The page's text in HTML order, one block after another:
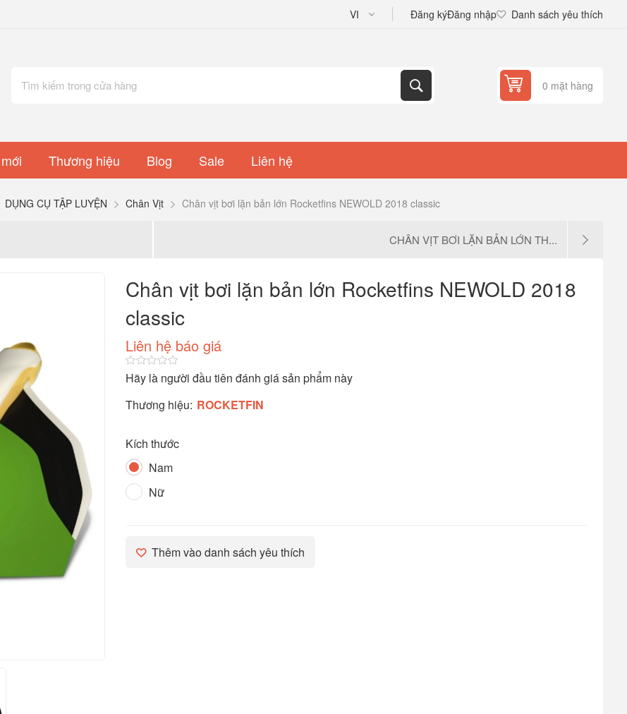
Đăng kýĐăng nhập Danh sách yêu thích
0 mặt hàng
Thương hiệu Blog Sale Liên hệ
DỤNG CỤ TẬP LUYỆN Chân Vịt Chân vịt bơi lặn bản lớn Rocketfins NEWOLD 2018 classic
CHÂN VỊT BƠI LẶN BẢN LỚN TH...
Chân vịt bơi lặn bản lớn Rocketfins NEWOLD 2018
classic
Liên hệ báo giá
Hãy là người đầu tiên đánh giá sản phẩm này
Thương hiệu: ROCKETFIN
Kích thước
Nam
Nữ
Thêm vào danh sách yêu thích